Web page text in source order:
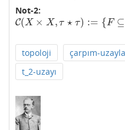
Not-2:
C(X × X, τ ⋆ τ) := {F ⊆
C(X× X,τ ⋆τ):={ F⊆X× X|F τ⋆τ -
topoloji çarpım-
t_2-uzayı